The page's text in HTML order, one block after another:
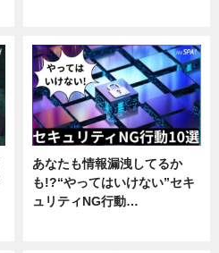
あなたも情報漏洩してるか
も!?“やってはいけない”セキ
ュリティNG行動…